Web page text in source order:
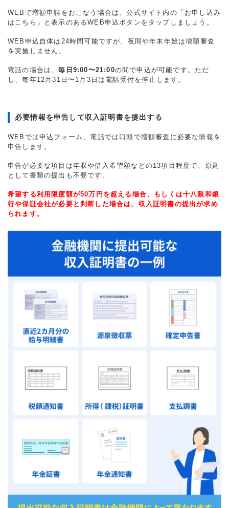
WEBで増額申請をおこなう場合は、公式サイト内の「お申し込み
はこちら」と表示のあるWEB申込ボタンをタップしましょう。
WEB申込自体は24時間可能ですが、夜間や年末年始は増額審査
を実施しません。
電話の場合は、毎日9:00〜21:00の間で申込が可能です。ただ
し、毎年12月31日〜1月3日は電話受付を停止します。
必要情報を申告して収入証明書を提出する
WEBでは申込フォーム、電話では口頭で増額審査に必要な情報を
申告します。
申告が必要な項目は年収や借入希望額などの13項目程度で、原則
として書類の提出も不要です。
希望する利用限度額が50万円を超える場合、もしくは十八親和銀
行や保証会社が必要と判断した場合は、収入証明書の提出が求め
られます。